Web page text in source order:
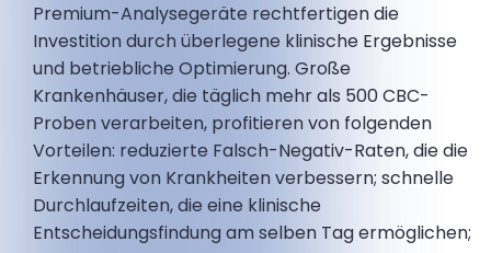
Premium-Analysegeräte rechtfertigen die
Investition durch überlegene klinische Ergebnisse
und betriebliche Optimierung. Große
Krankenhäuser, die täglich mehr als 500 CBC-
Proben verarbeiten, profitieren von folgenden
Vorteilen: reduzierte Falsch-Negativ-Raten, die die
Erkennung von Krankheiten verbessern; schnelle
Durchlaufzeiten, die eine klinische
Entscheidungsfindung am selben Tag ermöglichen;